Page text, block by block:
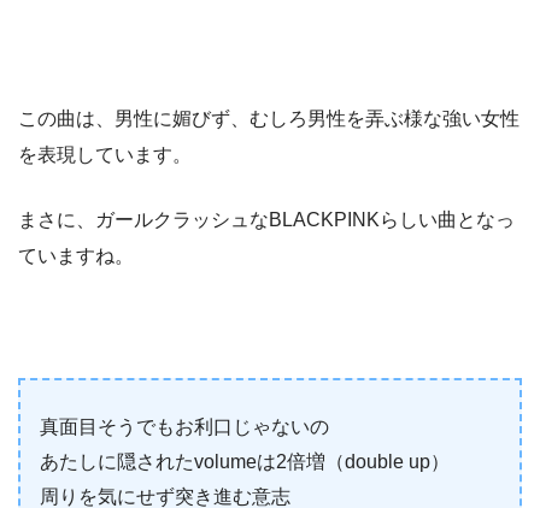
この曲は、男性に媚びず、むしろ男性を弄ぶ様な強い女性
を表現しています。
まさに、ガールクラッシュなBLACKPINKらしい曲となっ
ていますね。
真面目そうでもお利口じゃないの
あたしに隠されたvolumeは2倍増（double up）
周りを気にせず突き進む意志